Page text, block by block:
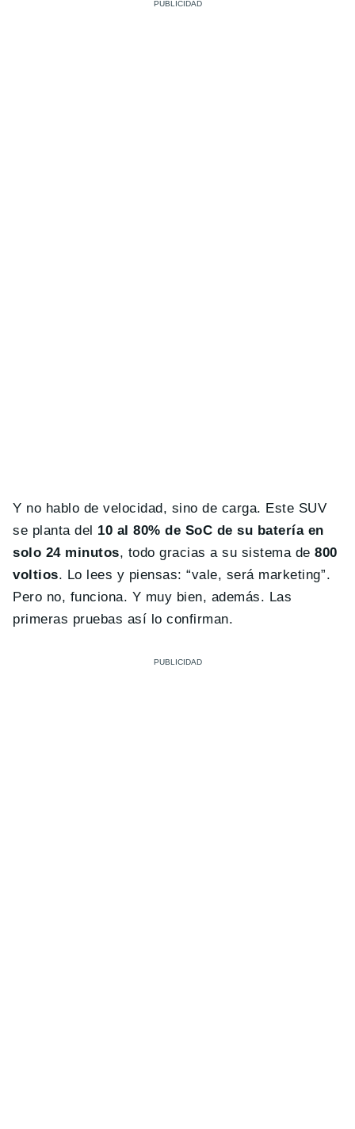
Y no hablo de velocidad, sino de carga. Este SUV
se planta del 10 al 80% de SoC de su batería en
solo 24 minutos, todo gracias a su sistema de800
voltios. Lo lees y piensas: “vale, será marketing”.
Pero no, funciona. Y muy bien, además. Las
primeras pruebas así lo confirman.